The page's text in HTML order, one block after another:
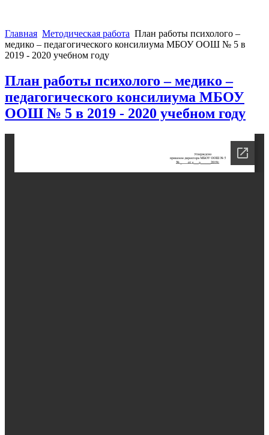
Главная Методическая работа План работы психолого –
медико – педагогического консилиума МБОУ ООШ № 5 в
2019 - 2020 учебном году
План работы психолого – медико –
педагогического консилиума МБОУ
ООШ № 5 в 2019 - 2020 учебном году